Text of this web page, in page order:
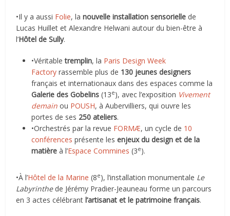
•Il y a aussi Folie, lanouvelle installation sensorielle de
Lucas Huillet et Alexandre Helwani autour du bien-être à
l’Hôtel de Sully.
•Véritabletremplin, la Paris Design Week
Factory rassemble plus de 130 jeunes designers
français et internationaux dans des espaces comme la
Galerie des Gobelins (13e), avec l’exposition Vivement
demain ou POUSH, à Aubervilliers, qui ouvre les
portes de ses 250 ateliers.
•Orchestrés par la revue FORMÆ, un cycle de 10
conférences présente lesenjeux du design et de la
matière à l’Espace Commines (3e).
•À l’Hôtel de la Marine (8e), l’installation monumentale Le
Labyrinthe de Jérémy Pradier-Jeauneau forme un parcours
en 3 actes célébrant l’artisanat et le patrimoine français.